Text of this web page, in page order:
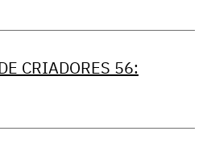
CRIADORES 56: